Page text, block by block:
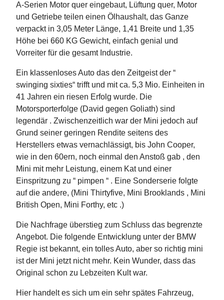
A-Serien Motor quer eingebaut, Lüftung quer, Motor
und Getriebe teilen einen Ölhaushalt, das Ganze
verpackt in 3,05 Meter Länge, 1,41 Breite und 1,35
Höhe bei 660 KG Gewicht, einfach genial und
Vorreiter für die gesamt Industrie.
Ein klassenloses Auto das den Zeitgeist der “
swinging sixties“ trifft und mit ca. 5,3 Mio. Einheiten in
41 Jahren ein riesen Erfolg wurde. Die
Motorsporterfolge (David gegen Goliath) sind
legendär . Zwischenzeitlich war der Mini jedoch auf
Grund seiner geringen Rendite seitens des
Herstellers etwas vernachlässigt, bis John Cooper,
wie in den 60ern, noch einmal den Anstoß gab , den
Mini mit mehr Leistung, einem Kat und einer
Einspritzung zu “ pimpen “ . Eine Sonderserie folgte
auf die andere, (Mini Thirtyfive, Mini Brooklands , Mini
British Open, Mini Forthy, etc .)
Die Nachfrage überstieg zum Schluss das begrenzte
Angebot. Die folgende Entwicklung unter der BMW
Regie ist bekannt, ein tolles Auto, aber so richtig mini
ist der Mini jetzt nicht mehr. Kein Wunder, dass das
Original schon zu Lebzeiten Kult war.
Hier handelt es sich um ein sehr spätes Fahrzeug,